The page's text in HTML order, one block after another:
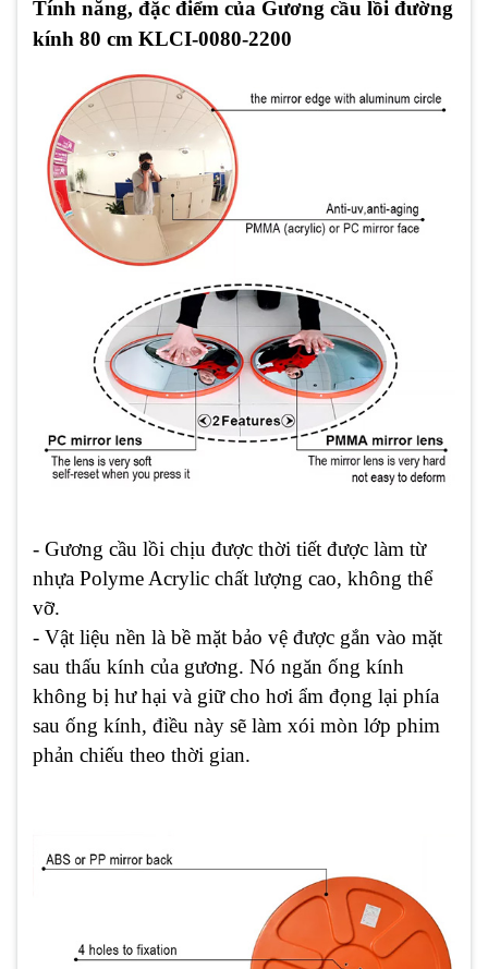
Tính năng, đặc điểm của Gương cầu lồi đường
kính 80 cm KLCI-0080-2200
- Gương cầu lồi chịu được thời tiết được làm từ
nhựa Polyme Acrylic chất lượng cao, không thể
vỡ.
- Vật liệu nền là bề mặt bảo vệ được gắn vào mặt
sau thấu kính của gương. Nó ngăn ống kính
không bị hư hại và giữ cho hơi ẩm đọng lại phía
sau ống kính, điều này sẽ làm xói mòn lớp phim
phản chiếu theo thời gian.